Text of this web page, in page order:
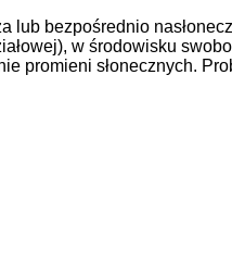
lub bezpośrednio
w środowisku
promieni słonecznych.